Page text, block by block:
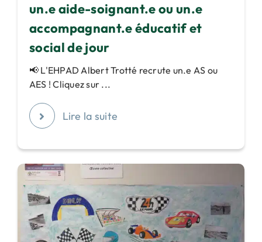
un.e aide-soignant.e ou un.e
accompagnant.e éducatif et
social de jour
📢 L'EHPAD Albert Trotté recrute un.e AS ou
AES ! Cliquez sur ...
Lire la suite